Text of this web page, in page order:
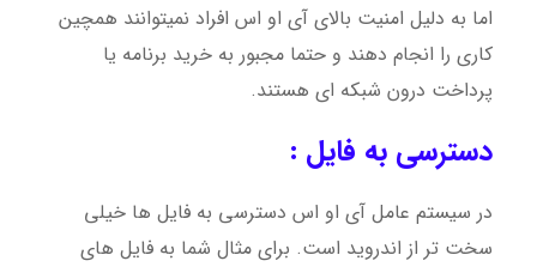
اما به دلیل امنیت بالای آی او اس افراد نمیتوانند همچین
کاری را انجام دهند و حتما مجبور به خرید برنامه یا
پرداخت درون شبکه ای هستند.
دسترسی به فایل :
در سیستم عامل آی او اس دسترسی به فایل ها خیلی
سخت تر از اندروید است. برای مثال شما به فایل های